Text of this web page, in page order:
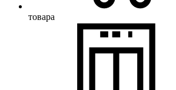
товара